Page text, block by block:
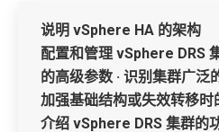
说明 vSphere HA 的架构
配置和管理 vSphere DRS
的高级参数 · 识别集群广泛
加强基础结构或失效转移时
介绍 vSphere DRS 集群的